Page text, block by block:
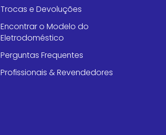
Trocas e Devoluções
Encontrar o Modelo do
Eletrodoméstico
Perguntas Frequentes
Profissionais & Revendedores